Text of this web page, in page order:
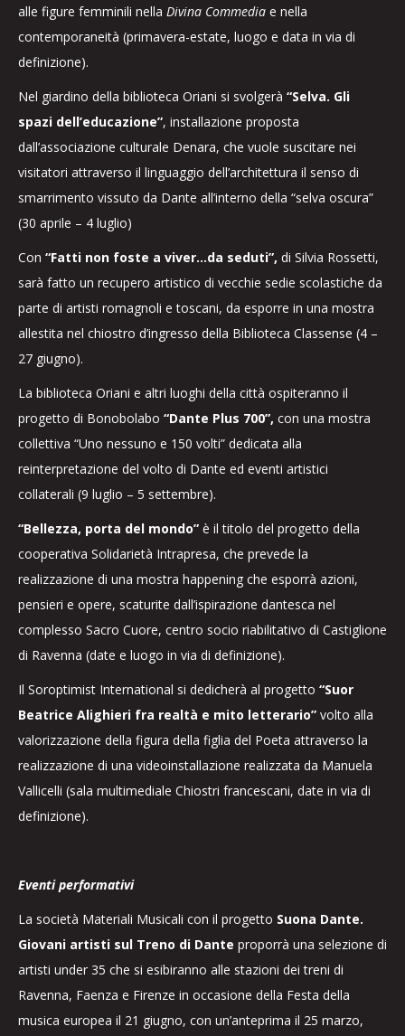
alle figure femminili nella Divina Commedia e nella
contemporaneità (primavera-estate, luogo e data in via di
definizione).
Nel giardino della biblioteca Oriani si svolgerà “Selva. Gli
spazi dell’educazione”, installazione proposta
dall’associazione culturale Denara, che vuole suscitare nei
visitatori attraverso il linguaggio dell’architettura il senso di
smarrimento vissuto da Dante all’interno della “selva oscura”
(30 aprile – 4 luglio)
Con “Fatti non foste a viver…da seduti”, di Silvia Rossetti,
sarà fatto un recupero artistico di vecchie sedie scolastiche da
parte di artisti romagnoli e toscani, da esporre in una mostra
allestita nel chiostro d’ingresso della Biblioteca Classense (4 –
27 giugno).
La biblioteca Oriani e altri luoghi della città ospiteranno il
progetto di Bonobolabo “Dante Plus 700”, con una mostra
collettiva “Uno nessuno e 150 volti” dedicata alla
reinterpretazione del volto di Dante ed eventi artistici
collaterali (9 luglio – 5 settembre).
“Bellezza, porta del mondo” è il titolo del progetto della
cooperativa Solidarietà Intrapresa, che prevede la
realizzazione di una mostra happening che esporrà azioni,
pensieri e opere, scaturite dall’ispirazione dantesca nel
complesso Sacro Cuore, centro socio riabilitativo di Castiglione
di Ravenna (date e luogo in via di definizione).
Il Soroptimist International si dedicherà al progetto “Suor
Beatrice Alighieri fra realtà e mito letterario” volto alla
valorizzazione della figura della figlia del Poeta attraverso la
realizzazione di una videoinstallazione realizzata da Manuela
Vallicelli (sala multimediale Chiostri francescani, date in via di
definizione).
Eventi performativi
La società Materiali Musicali con il progetto Suona Dante.
Giovani artisti sul Treno di Dante proporrà una selezione di
artisti under 35 che si esibiranno alle stazioni dei treni di
Ravenna, Faenza e Firenze in occasione della Festa della
musica europea il 21 giugno, con un’anteprima il 25 marzo,